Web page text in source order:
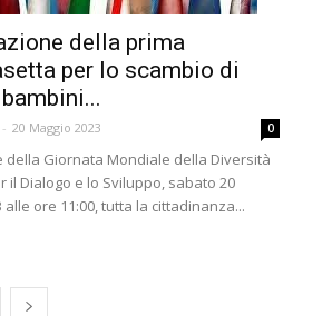
della prima
per lo scambio di
- 20 Maggio 2023 0
della Giornata Mondiale della Diversità
il Dialogo e lo Sviluppo, sabato 20
alle ore 11:00, tutta la cittadinanza...